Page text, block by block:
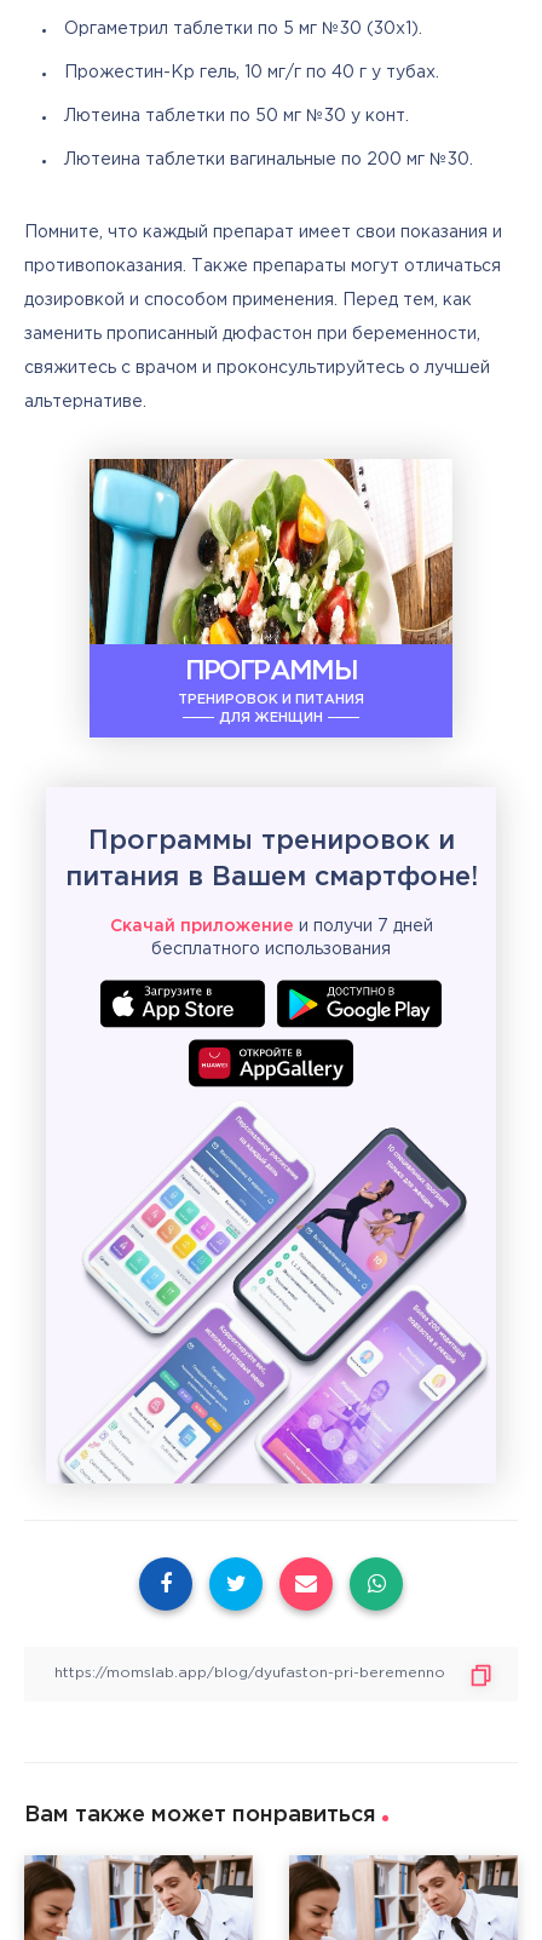
Оргаметрил таблетки по 5 мг №30 (30х1).
Прожестин-Кр гель, 10 мг/г по 40 г у тубах.
Лютеина таблетки по 50 мг №30 у конт.
Лютеина таблетки вагинальные по 200 мг №30.
Помните, что каждый препарат имеет свои показания и
противопоказания. Также препараты могут отличаться
дозировкой и способом применения. Перед тем, как
заменить прописанный дюфастон при беременности,
свяжитесь с врачом и проконсультируйтесь о лучшей
альтернативе.
ПРОГРАММЫ
ТРЕНИРОВОК И ПИТАНИЯ
ДЛЯ ЖЕНЩИН
Программы тренировок и
питания в Вашем смартфоне!
Скачай приложение и получи 7 дней
бесплатного использования
Вам также может понравиться